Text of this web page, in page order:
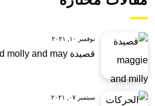
نوفمبر ١٠, ٢٠٢١
قصيدة maggie and milly and molly and may
سبتمبر ٠٧, ٢٠٢١